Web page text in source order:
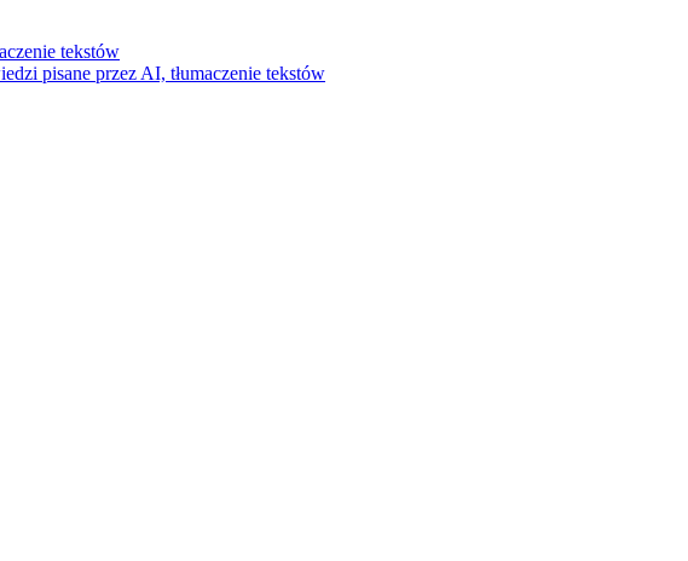
tekstów
pisane przez AI, tłumaczenie tekstów